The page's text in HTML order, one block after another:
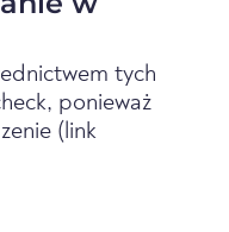
tych
ponieważ
(link